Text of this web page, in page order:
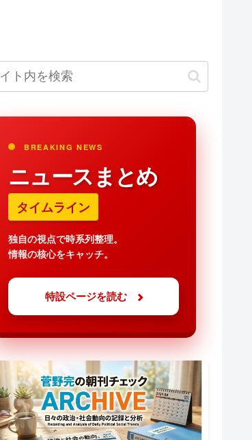
BREAKING NEWS
ニュースまとめ
タイムライン
独自の視点で時系列整理。
情報の核心をキャッチ。
特設ページを読む